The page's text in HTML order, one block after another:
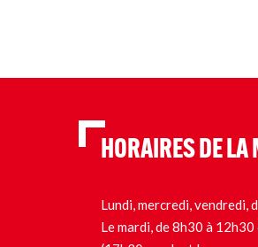
HORAIRES DE LA
Lundi, mercredi, vendredi,
Le mardi, de 8h30 à